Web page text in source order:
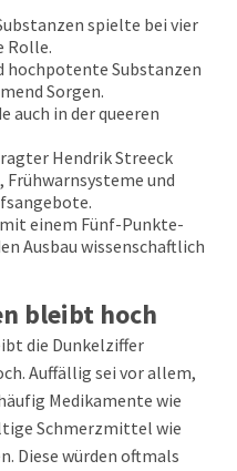
spielte bei vier
Rolle.
hochpotente Substanzen
Sorgen.
auch in der queeren
Hendrik Streeck
und
einem Fünf-Punkte-
Ausbau wissenschaftlich
bleibt hoch
die Dunkelziffer
Auffällig sei vor allem,
Medikamente wie
Schmerzmittel wie
Diese würden oftmals